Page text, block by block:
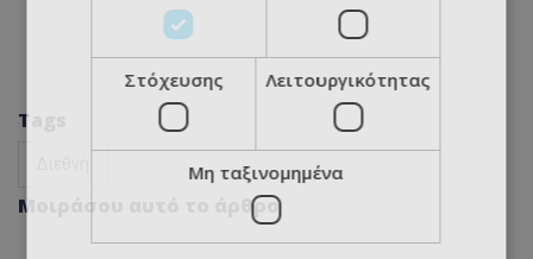
Tags
Μοιράσου αυτό το άρθρο
Στόχευσης Λειτουργικότητας
Μη ταξινομημένα